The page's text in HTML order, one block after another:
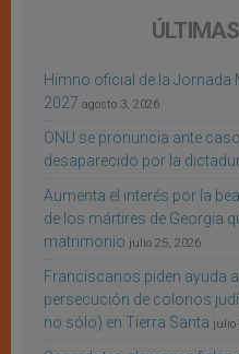
Himno oficial de la Jornada
2027 agosto 3, 2026
ONU se pronuncia ante
desaparecido por la
Aumenta el interés por la
de los mártires de Georgia
matrimonio julio 25, 2026
Franciscanos piden ayuda
persecución de colonos
no sólo) en Tierra Santa julio